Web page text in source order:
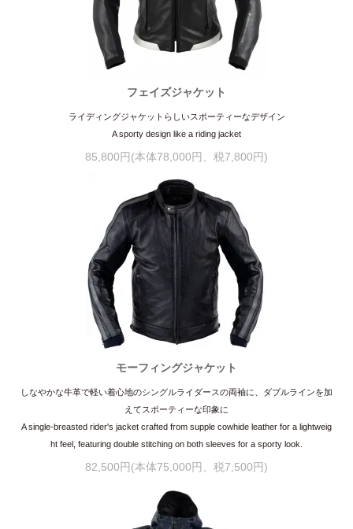
フェイズジャケット
ライディングジャケットらしいスポーティーなデザイン
A sporty design like a riding jacket
85,800円(本体78,000円、税7,800円)
モーフィングジャケット
しなやかな牛革で軽い着心地のシングルライダースの両袖に、ダブルラインを加
えてスポーティーな印象に
A single-breasted rider's jacket crafted from supple cowhide leather for a lightweig
ht feel, featuring double stitching on both sleeves for a sporty look.
82,500円(本体75,000円、税7,500円)